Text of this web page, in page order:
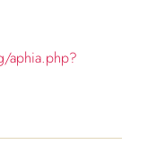
aphia.php?